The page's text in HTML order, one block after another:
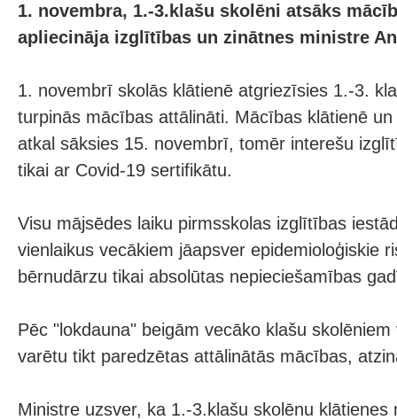
1. novembra, 1.-3.klašu skolēni atsāks
apliecināja izglītības un zinātnes ministre
1. novembrī skolās klātienē atgriezīsies 1.-3.
turpinās mācības attālināti. Mācības klātienē
atkal sāksies 15. novembrī, tomēr interešu
tikai ar Covid-19 sertifikātu.
Visu mājsēdes laiku pirmsskolas izglītības
vienlaikus vecākiem jāapsver epidemioloģiskie
bērnudārzu tikai absolūtas nepieciešamības
Pēc "lokdauna" beigām vecāko klašu
varētu tikt paredzētas attālinātās mācības,
Ministre uzsver, ka 1.-3.klašu skolēnu klātienes